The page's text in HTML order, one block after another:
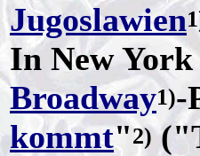
Jugoslawien
In New
Broadway1)-
kommt"2)